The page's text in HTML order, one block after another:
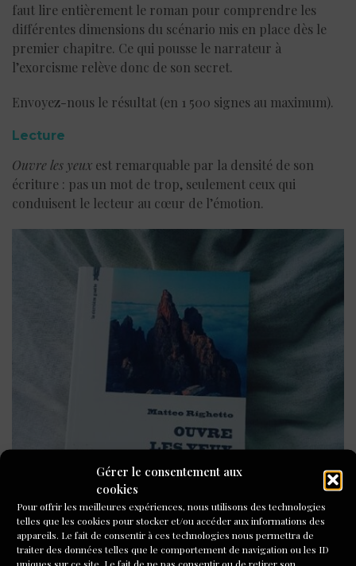
Gérer le consentement aux
cookies
Pour offrir les meilleures expériences, nous utilisons des technologies
telles que les cookies pour stocker et/ou accéder aux informations des
appareils. Le fait de consentir à ces technologies nous permettra de
traiter des données telles que le comportement de navigation ou les ID
uniques sur ce site. Le fait de ne pas consentir ou de retirer son
faut lire entièrement le roman pour comprendre les
différentes dimensions du scénario mis en place dès le
premier chapitre. Ce qui pousse le narrateur à
l’exorcisme relève donc de son secret.
Envoyez-nous le résultat (en 1 500 signes au maximum).
Lecture
Ouvre les yeux est remarquable par la densité de son
écriture : pas un mot de trop, seulement ceux qui
conduisent le lecteur au cœur de l’émotion.